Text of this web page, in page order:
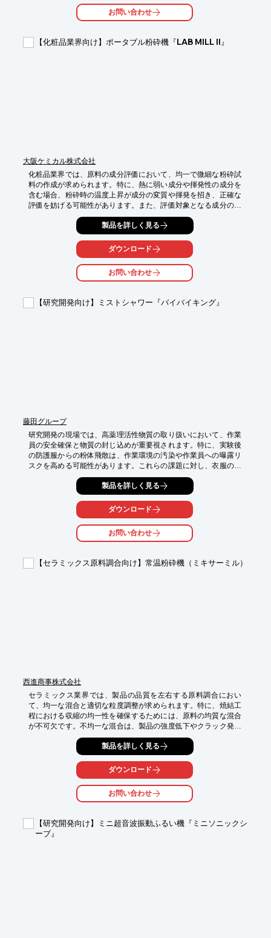
・異物混入リスクの低減
・実験装置の安定稼働
お問い合わせ
【化粧品業界向け】ポータブル粉砕機『LAB MILL II』
大阪ケミカル株式会社
化粧品業界では、原料の成分評価において、均一で微細な粉砕試
料の作成が求められます。特に、熱に弱い成分や揮発性の成分を
含む場合、粉砕時の温度上昇が成分の変質や揮発を招き、正確な
評価を妨げる可能性があります。また、評価対象となる成分の種
類や量に応じて、適切な処理能力を持つ機器が必要です。ラボ用
ポータブル粉砕機『LAB MILL II』は、回転数20,000rpm、出力
235Wのハイパワーにより、様々な化粧品原料を短時間で微細な
試料に粉砕します。別売のディスポ容器とディスポベースを使用
することで、ドライアイスを用いた冷却粉砕も可能となり、熱に
弱い成分の評価にも対応します。標準付属のミルカップ大
（200mL）、小（50mL）、お茶カップ（30mL）は、処理量に応
【活用シーン】
製品を詳しく見る
ダウンロード
お問い合わせ
【研究開発向け】ミストシャワー『バイバイキング』
藤田グループ
研究開発の現場では、高薬理活性物質の取り扱いにおいて、作業
員の安全確保と物質の封じ込めが重要視されます。特に、実験後
の防護服からの粉体飛散は、作業環境の汚染や作業員への曝露リ
スクを高める可能性があります。これらの課題に対し、衣服の表
面を均一に湿潤させ、粉体の飛散を効果的に抑制するミストシャ
ワー機『バイバイキング』は、安全な脱衣環境の構築に貢献しま
【活用シーン】
◆ 高薬理活性物質を扱う研究室
◆ 実験後の防護服脱衣エリア
【導入の効果】
製品を詳しく見る
ダウンロード
お問い合わせ
【セラミックス原料調合向け】常温粉砕機（ミキサーミル）
西進商事株式会社
セラミックス業界では、製品の品質を左右する原料調合におい
て、均一な混合と適切な粒度調整が求められます。特に、焼結工
程における収縮の均一性を確保するためには、原料の均質な混合
が不可欠です。不均一な混合は、製品の強度低下やクラック発生
につながる可能性があります。Cole-Parmer社 常温粉砕機（ミキ
サーミル）は、セラミックス原料の粉砕・混合に最適です。
【活用シーン】
・セラミックス原料の粉砕
・粉末試料の混合
・XRF分析用サンプルの前処理
・均一な混合による製品品質の向上
・XRF分析における精度の向上
製品を詳しく見る
ダウンロード
お問い合わせ
【研究開発向け】ミニ超音波振動ふるい機『ミニソニックシ
ーブ』